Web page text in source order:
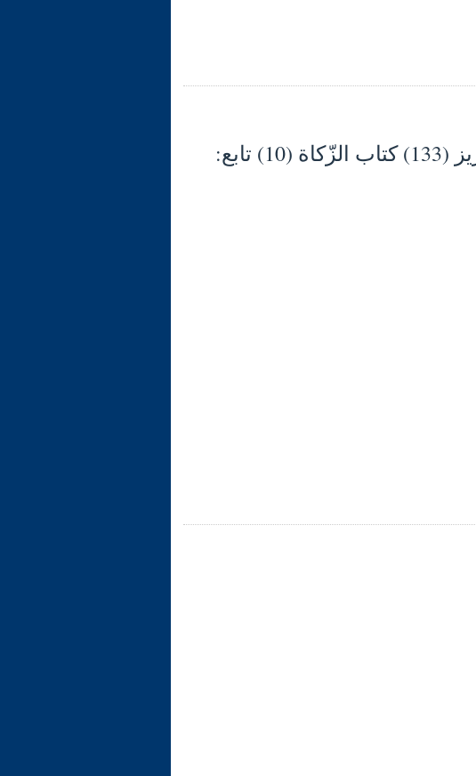
شرح الوجيز في فقه السنّة والكتاب العزيز (133) كتاب الزّكاة (10) تابع: